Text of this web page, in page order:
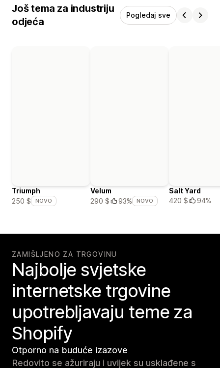
Još tema za industriju
odjeća
Pogledaj sve
Triumph
250 $
NOVO
Velum
290 $
93% NOVO
Salt Yard
420 $
94%
ZAMIŠLJENO ZA TRGOVINU
Najbolje svjetske
internetske trgovine
upotrebljavaju teme za
Shopify
Otporno na buduće izazove
Redovito se ažuriraju i uvijek su usklađene s